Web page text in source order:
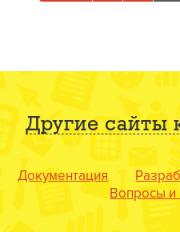
Другие сайты
Документация
Вопросы и